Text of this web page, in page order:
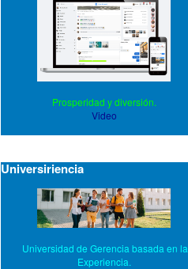
Prosperidad y diversión.
Video
Universiriencia
Universidad de Gerencia basada en la
Experiencia.